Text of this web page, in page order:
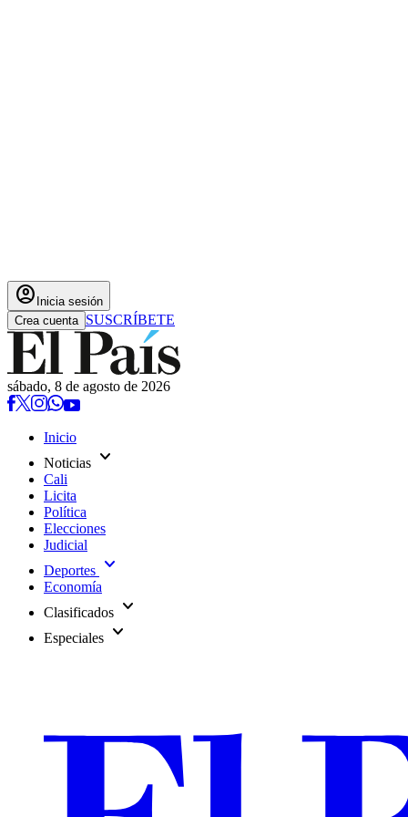
account_circle Inicia sesión
Crea cuenta SUSCRÍBETE
sábado, 8 de agosto de 2026
Inicio
Noticias expand_more
Cali
Licita
Política
Elecciones
Judicial
Deportes expand_more
Economía
Clasificados expand_more
Especiales expand_more